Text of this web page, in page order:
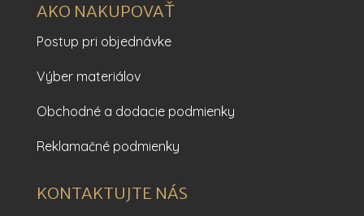
AKO NAKUPOVAŤ
Postup pri objednávke
Výber materiálov
Obchodné a dodacie podmienky
Reklamačné podmienky
KONTAKTUJTE NÁS